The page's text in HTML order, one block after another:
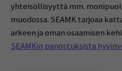
yhteisöllisyyttä mm.
muodossa. SEAMK tarjoaa
arkeen ja oman osaamisen
SEAMKin panostuksista